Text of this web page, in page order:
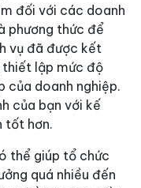
đối với các doanh
phương thức để
vụ đã được kết
thiết lập mức độ
của doanh nghiệp.
của bạn với kế
tốt hơn.
thể giúp tổ chức
quá nhiều đến